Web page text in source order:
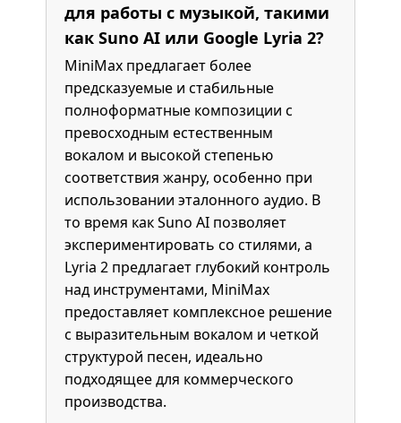
для работы с музыкой, такими
как Suno AI или Google Lyria 2?
MiniMax предлагает более
предсказуемые и стабильные
полноформатные композиции с
превосходным естественным
вокалом и высокой степенью
соответствия жанру, особенно при
использовании эталонного аудио. В
то время как Suno AI позволяет
экспериментировать со стилями, а
Lyria 2 предлагает глубокий контроль
над инструментами, MiniMax
предоставляет комплексное решение
с выразительным вокалом и четкой
структурой песен, идеально
подходящее для коммерческого
производства.